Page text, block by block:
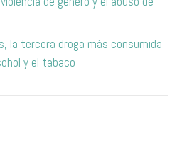
la tercera droga más consumida
y el tabaco